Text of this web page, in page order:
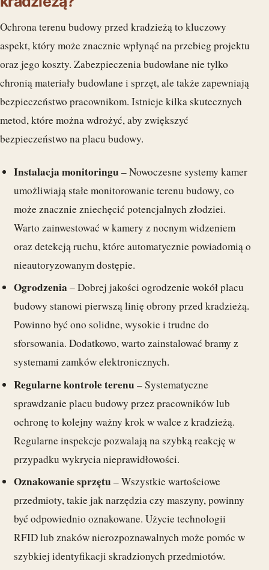
Ochrona terenu budowy przed kradzieżą to kluczowy
aspekt, który może znacznie wpłynąć na przebieg projektu
oraz jego koszty. Zabezpieczenia budowlane nie tylko
chronią materiały budowlane i sprzęt, ale także zapewniają
bezpieczeństwo pracownikom. Istnieje kilka skutecznych
metod, które można wdrożyć, aby zwiększyć
bezpieczeństwo na placu budowy.
Instalacja monitoringu– Nowoczesne systemy kamer
umożliwiają stałe monitorowanie terenu budowy, co
może znacznie zniechęcić potencjalnych złodziei.
Warto zainwestować w kamery z nocnym widzeniem
oraz detekcją ruchu, które automatycznie powiadomią o
nieautoryzowanym dostępie.
Ogrodzenia – Dobrej jakości ogrodzenie wokół placu
budowy stanowi pierwszą linię obrony przed kradzieżą.
Powinno być ono solidne, wysokie i trudne do
sforsowania. Dodatkowo, warto zainstalować bramy z
systemami zamków elektronicznych.
Regularne kontrole terenu– Systematyczne
sprawdzanie placu budowy przez pracowników lub
ochronę to kolejny ważny krok w walce z kradzieżą.
Regularne inspekcje pozwalają na szybką reakcję w
przypadku wykrycia nieprawidłowości.
Oznakowanie sprzętu– Wszystkie wartościowe
przedmioty, takie jak narzędzia czy maszyny, powinny
być odpowiednio oznakowane. Użycie technologii
RFID lub znaków nierozpoznawalnych może pomóc w
szybkiej identyfikacji skradzionych przedmiotów.